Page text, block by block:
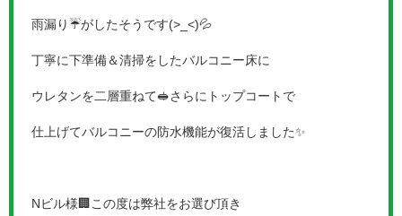
雨漏り☔がしたそうです(>_<)💦
丁寧に下準備＆清掃をしたバルコニー床に
ウレタンを二層重ねて🥪さらにトップコートで
仕上げてバルコニーの防水機能が復活しました✨
Nビル様🏢この度は弊社をお選び頂き